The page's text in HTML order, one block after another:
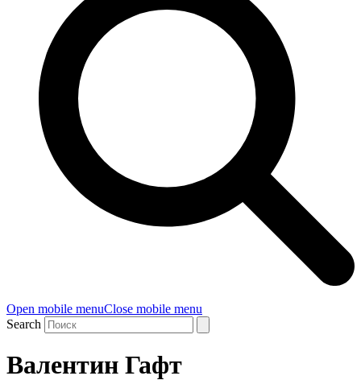
Open mobile menuClose mobile menu
Search
Валентин Гафт